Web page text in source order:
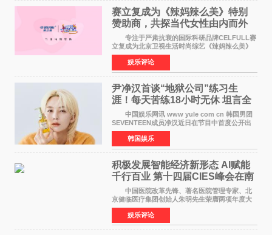
赛立复成为《辣妈辣么美》特别
赞助商，共探当代女性由内而外
活力美
专注于严肃抗衰的国际科研品牌CELFULL赛
立复成为北京卫视生活时尚综艺《辣妈辣么美》
的特别赞助商,明星辣妈袁咏仪倾情参与，向广大
都市女性传递健康生活新主张，寄语当代女性在
家庭与自我之间
娱乐评论
尹净汉首谈“地狱公司”练习生
涯！每天苦练18小时无休 坦言全
靠成员撑过来
中国娱乐网讯 www yule com cn 韩国男团
SEVENTEEN成员净汉近日在节目中首度公开出
道前的残酷练习生经历，并提及经纪公司Pledis
娱乐，引发广泛关注。 在8月2日播出的日本
TBS综艺节目《周
韩国娱乐
积极发展智能经济新形态 Al赋能
千行百业 第十四届CIES峰会在南
京盛大召开
中国医院改革先锋、著名医院管理专家、北
京健临医疗集团创始人朱明先生荣膺两项年度大
奖 2026年7月31日，盛夏金陵，长江之畔，
以重落地·真务实·强链接为主题的2026&lsquo;人
工智能+&rsquo
娱乐评论